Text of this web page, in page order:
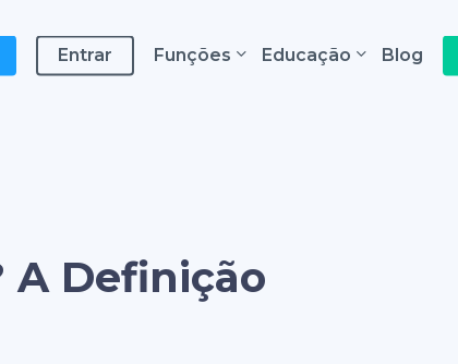
Entrar Funções Educação Blog
A Definição